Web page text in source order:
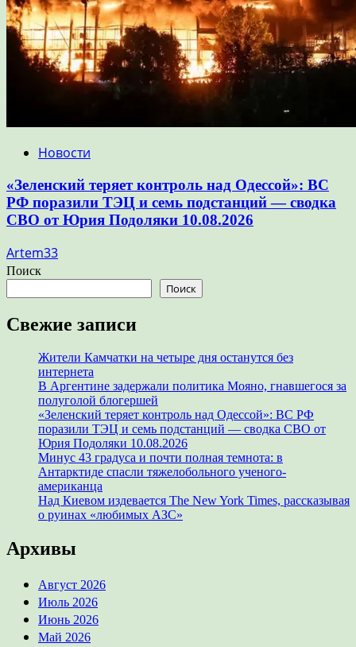
Новости
«Зеленский теряет контроль над Одессой»: ВС
РФ поразили ТЭЦ и семь подстанций — сводка
СВО от Юрия Подоляки 10.08.2026
Artem33
Поиск
Поиск
Свежие записи
Жители Камчатки на четыре дня останутся без
интернета
В Аргентине задержали политика Мояно, гнавшегося за
полуголой блогершей
«Зеленский теряет контроль над Одессой»: ВС РФ
поразили ТЭЦ и семь подстанций — сводка СВО от
Юрия Подоляки 10.08.2026
Минус 43 градуса и почти полная темнота: в
Антарктиде спасли тяжелобольного ученого-
американца
Над Киевом издевается The New York Times, рассказывая
о руинах «любимых АЗС»
Архивы
Август 2026
Июль 2026
Июнь 2026
Май 2026